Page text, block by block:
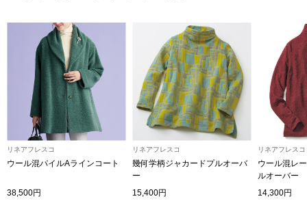
セイコー〉マウリッツハイス美術館公認フェ
ルメールオマージュウオッチ
ランド
集
サングラス／
傘／日傘
その他
和装
リネアフレスコ
ウール混パイルAラインコート
38,500円
リネアフレスコ
幾何学柄ジャカードプルオーバ
ー
15,400円
リネアフレスコ
ウール混レ
ルオーバー
14,300円